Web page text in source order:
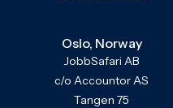
Oslo, Norway
JobbSafari AB
c/o Accountor AS
Tangen 75